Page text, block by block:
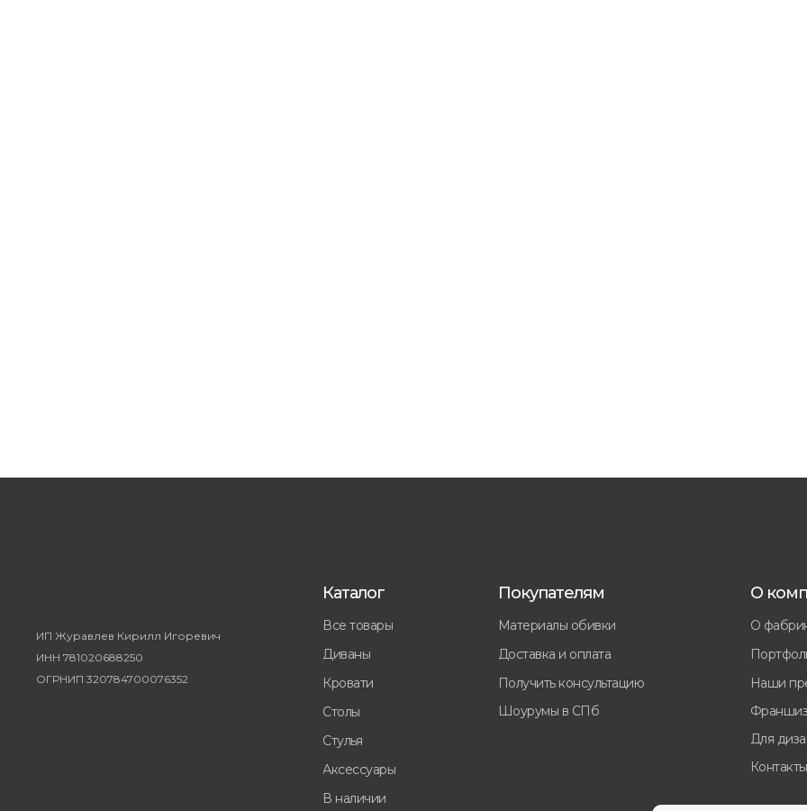
Все товары
Диваны
Кровати
Стулья
Столы
Аксессуары
В наличии
Каталог
Материалы обивки
Доставка и оплата
Получить консультацию
Шоурумы в СПб
Покупателям
О
Наши
О
Контакты
ИП Журавлев Кирилл Игоревич
ИНН 781020688250
ОГРНИП 320784700076352
Для